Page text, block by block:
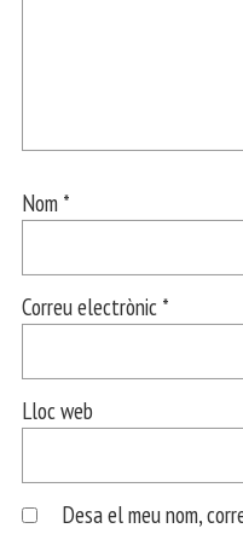
Nom *
Correu electrònic *
Lloc web
Desa el meu nom,